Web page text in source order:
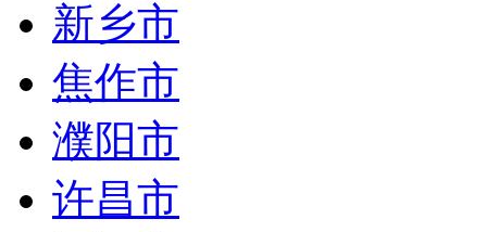
新乡市
焦作市
濮阳市
许昌市